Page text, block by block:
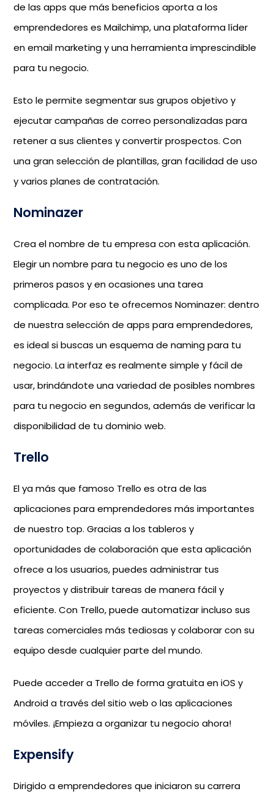
de las apps que más beneficios aporta a los
emprendedores es Mailchimp, una plataforma líder
en email marketing y una herramienta imprescindible
para tu negocio.
Esto le permite segmentar sus grupos objetivo y
ejecutar campañas de correo personalizadas para
retener a sus clientes y convertir prospectos. Con
una gran selección de plantillas, gran facilidad de uso
y varios planes de contratación.
Nominazer
Crea el nombre de tu empresa con esta aplicación.
Elegir un nombre para tu negocio es uno de los
primeros pasos y en ocasiones una tarea
complicada. Por eso te ofrecemos Nominazer: dentro
de nuestra selección de apps para emprendedores,
es ideal si buscas un esquema de naming para tu
negocio. La interfaz es realmente simple y fácil de
usar, brindándote una variedad de posibles nombres
para tu negocio en segundos, además de verificar la
disponibilidad de tu dominio web.
Trello
El ya más que famoso Trello es otra de las
aplicaciones para emprendedores más importantes
de nuestro top. Gracias a los tableros y
oportunidades de colaboración que esta aplicación
ofrece a los usuarios, puedes administrar tus
proyectos y distribuir tareas de manera fácil y
eficiente. Con Trello, puede automatizar incluso sus
tareas comerciales más tediosas y colaborar con su
equipo desde cualquier parte del mundo.
Puede acceder a Trello de forma gratuita en iOS y
Android a través del sitio web o las aplicaciones
móviles. ¡Empieza a organizar tu negocio ahora!
Expensify
Dirigido a emprendedores que iniciaron su carrera